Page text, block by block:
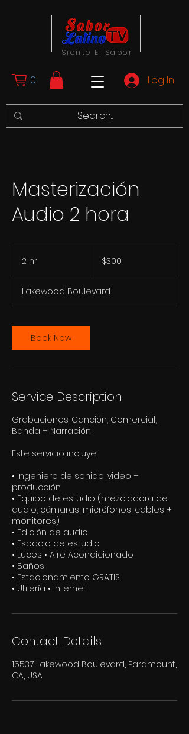
Siente El Sabor
0 Log In
Masterización
Audio 2 hora
2 hr
dollars$300
Lakewood Boulevard
Book Now
Service Description
Grabaciones: Canción, Comercial,
Banda + Narración
Este servicio incluye:
• Ingeniero de sonido, video +
producción
• Equipo de estudio (mezcladora de
audio, cámaras, micrófonos, cables +
monitores)
• Edición de audio
• Espacio de estudio
• Luces • Aire Acondicionado
• Baños
• Estacionamiento GRATIS
• Utilería • Internet
Contact Details
15537 Lakewood Boulevard, Paramount,
CA, USA